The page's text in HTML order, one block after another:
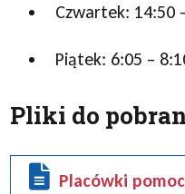
Czwartek: 14:50
Piątek: 6:05 –
Pliki do
Placówki